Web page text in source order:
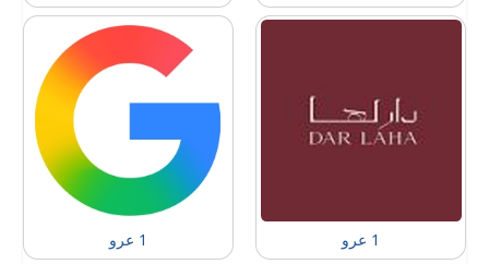
1 عرو 1 عرو